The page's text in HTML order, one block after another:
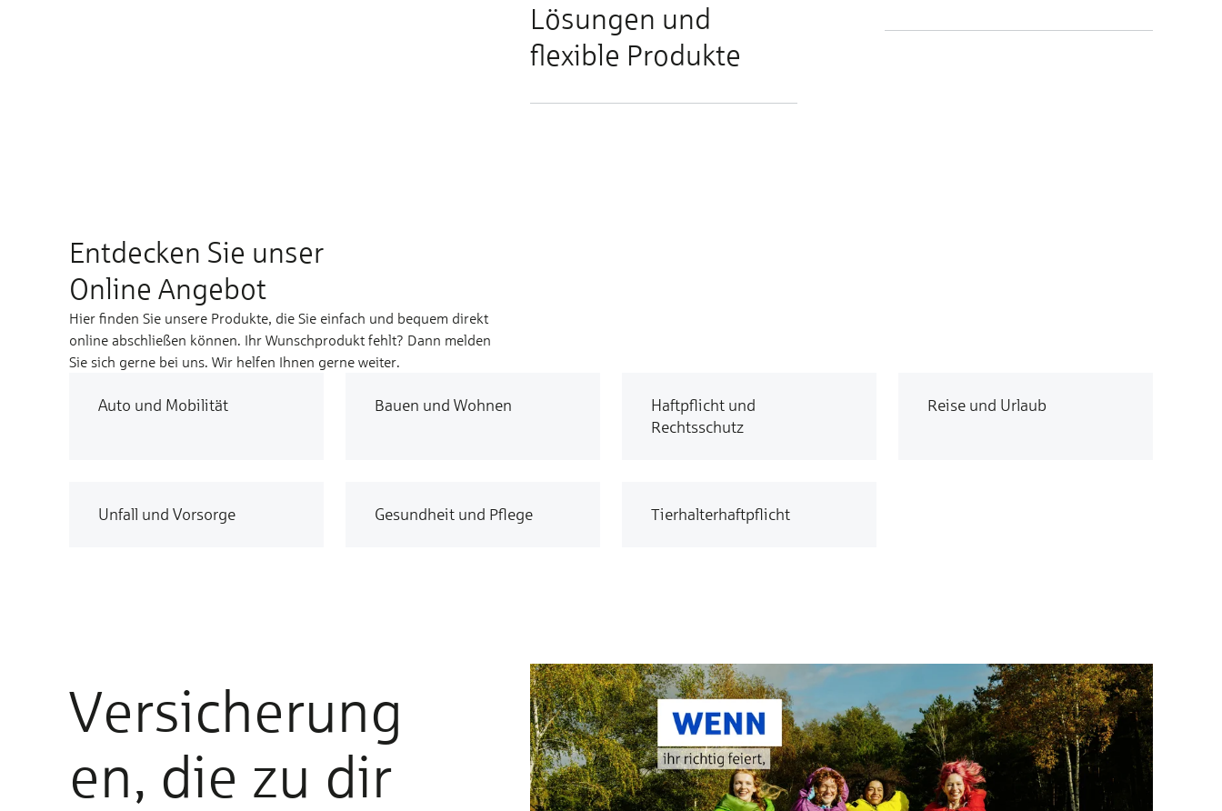
Lösungen und
flexible Produkte
Entdecken Sie unser
Online Angebot
Hier finden Sie unsere Produkte, die Sie einfach und bequem direkt
online abschließen können. Ihr Wunschprodukt fehlt? Dann melden
Sie sich gerne bei uns. Wir helfen Ihnen gerne weiter.
Auto und Mobilität Bauen und Wohnen
Haftpflicht und
Rechtsschutz
Reise und Urlaub
Unfall und Vorsorge Gesundheit und Pflege Tierhalterhaftpflicht
Versicherung
en, die zu dir